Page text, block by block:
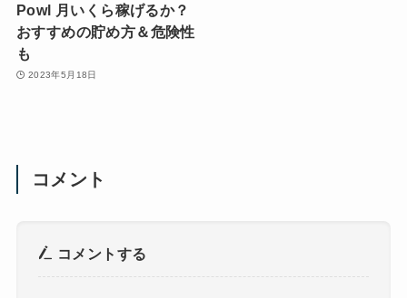
Powl 月いくら稼げるか？
おすすめの貯め方＆危険性
も
2023年5月18日
コメント
コメントする